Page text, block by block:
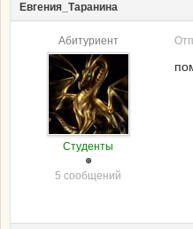
Евгения_Таранина
Абитуриент
Студенты
5 сообщений